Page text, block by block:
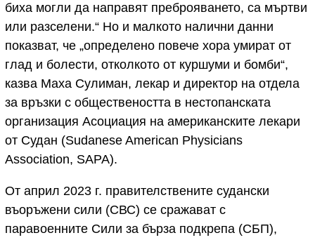
биха могли да направят преброяването, са мъртви
или разселени.“ Но и малкото налични данни
показват, че „определено повече хора умират от
глад и болести, отколкото от куршуми и бомби“,
казва Маха Сулиман, лекар и директор на отдела
за връзки с обществеността в нестопанската
организация Асоциация на американските лекари
от Судан (Sudanese American Physicians
Association, SAPA).
От април 2023 г. правителствените судански
въоръжени сили (СВС) се сражават с
паравоенните Сили за бърза подкрепа (СБП),